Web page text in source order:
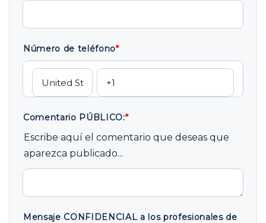
Número de teléfono*
Comentario PÚBLICO:*
Escribe aquí el comentario que deseas que
aparezca publicado...
Mensaje CONFIDENCIAL a los profesionales de